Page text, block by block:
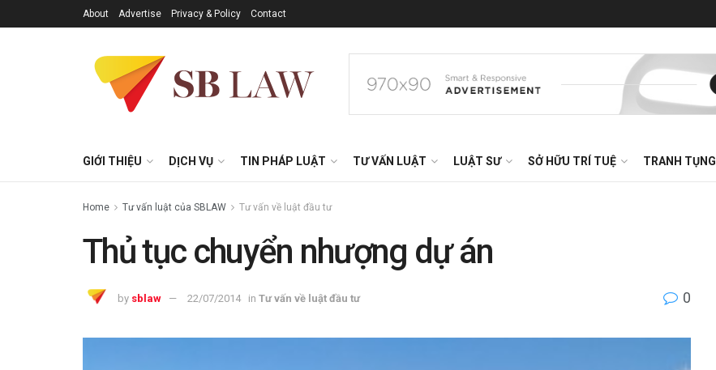
About Advertise Privacy & Policy Contact
GIỚI THIỆU DỊCH VỤ TIN PHÁP LUẬT TƯ VẤN LUẬT LUẬT SƯ SỞ HỮU TRÍ TUỆ TRANH TỤNG
Home Tư vấn luật của SBLAW Tư vấn về luật đầu tư
Thủ tục chuyển nhượng dự án
by sblaw 22/07/2014 in Tư vấn về luật đầu tư 0